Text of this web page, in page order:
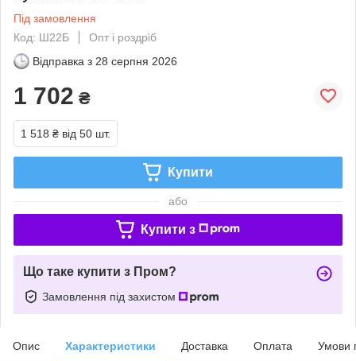
Під замовлення
Код: Ш22Б
Опт і роздріб
Відправка з 28 серпня 2026
1 702 ₴
1 518 ₴ від 50 шт.
Купити
або
Купити з
Що таке купити з Пром?
Замовлення під захистом
Опис Характеристики Доставка Оплата Умови